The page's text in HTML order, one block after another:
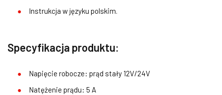
Instrukcja w języku polskim.
Specyfikacja produktu:
Napięcie robocze: prąd stały 12V/24V
Natężenie prądu: 5 A